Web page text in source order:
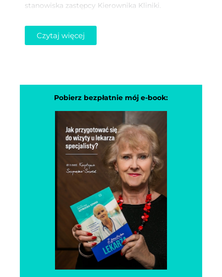
stanowiska zastępcy Kierownika Kliniki.
Przez 16 lat byłam ordynatorem oddziału
neurologii i oddziału udarowego w Szpitalu
kierunek : zarządzanie placówkami służby
Poza tym od ponad 20 lat prowadzę w
Katowicach samodzielną, neurologiczną praktykę
specjalistyczną pracownię EEG (
elektroencefalografia ) a ostatnio od kilku lat
również terapię ośrodkowego układu nerwowego
metodą Biofeedback. Posiadam certyfikat z
neurofizjologii kwalifikujący do oceny badań EEG
oraz terapii biofeedback.
Prywatnie, mieszkam w Katowicach, mąż jest
lekarzem, mam 3 wspaniałych, dorosłych synów,
cudowne wnuki i kochanego psa.
Od kilku lat planowałam podzielić się moimi
Czytaj więcej
Pobierz bezpłatnie mój e-book: